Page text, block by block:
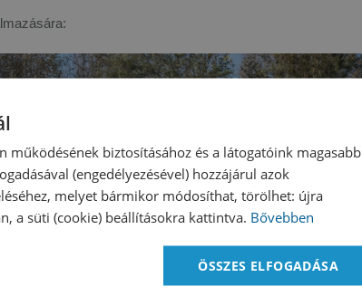
működésének biztosításához és a látogatóink magasabb
(engedélyezésével) hozzájárul azok
melyet bármikor módosíthat, törölhet: újra
a süti (cookie) beállításokra kattintva. Bővebben
ÖSSZES ELFOGADÁSA